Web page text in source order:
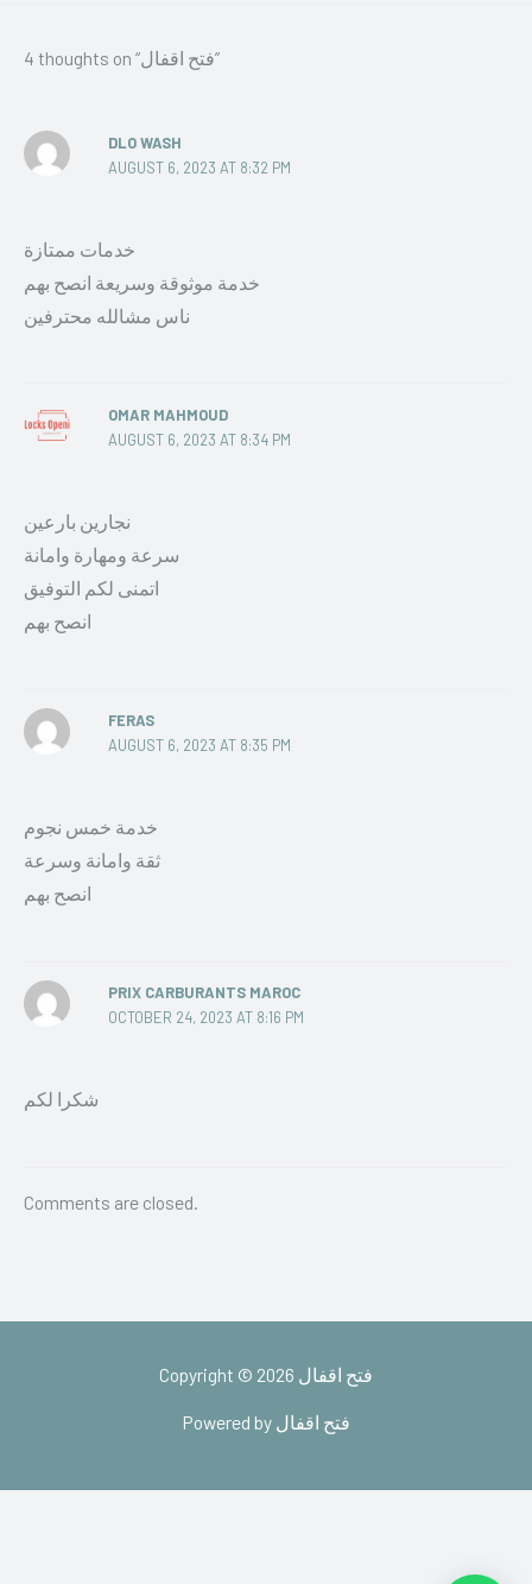
4 thoughts on “فتح اقفال”
DLO WASH
AUGUST 6, 2023 AT 8:32 PM
خدمات ممتازة
خدمة موثوقة وسريعة انصح بهم
ناس مشالله محترفين
OMAR MAHMOUD
AUGUST 6, 2023 AT 8:34 PM
نجارين بارعين
سرعة ومهارة وامانة
اتمنى لكم التوفيق
انصح بهم
FERAS
AUGUST 6, 2023 AT 8:35 PM
خدمة خمس نجوم
ثقة وامانة وسرعة
انصح بهم
PRIX CARBURANTS MAROC
OCTOBER 24, 2023 AT 8:16 PM
شكرا لكم
Comments are closed.
Copyright © 2026 فتح اقفال
Powered by فتح اقفال